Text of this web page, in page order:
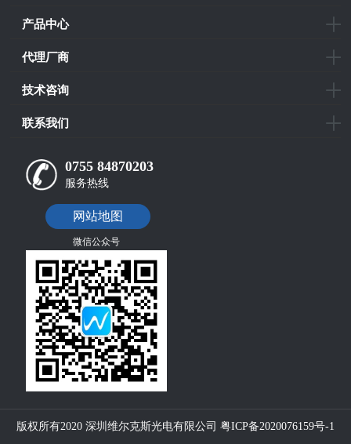
产品中心
代理厂商
技术咨询
联系我们
0755 84870203
服务热线
网站地图
微信公众号
版权所有2020 深圳维尔克斯光电有限公司 粤ICP备2020076159号-1